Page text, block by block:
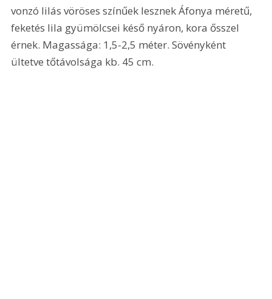
vonzó lilás vöröses színűek lesznek Áfonya méretű,
feketés lila gyümölcsei késő nyáron, kora ősszel
érnek. Magassága: 1,5-2,5 méter. Sövényként
ültetve tőtávolsága kb. 45 cm.